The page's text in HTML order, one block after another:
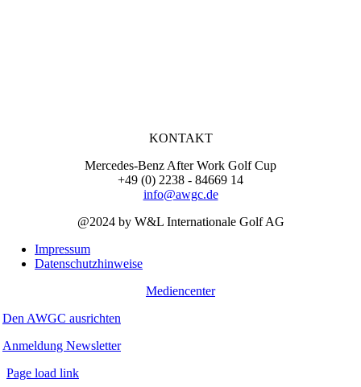
KONTAKT
Mercedes-Benz After Work Golf Cup
+49 (0) 2238 - 84669 14
info@awgc.de
@2024 by W&L Internationale Golf AG
Impressum
Datenschutzhinweise
Mediencenter
Den AWGC ausrichten
Anmeldung Newsletter
Page load link